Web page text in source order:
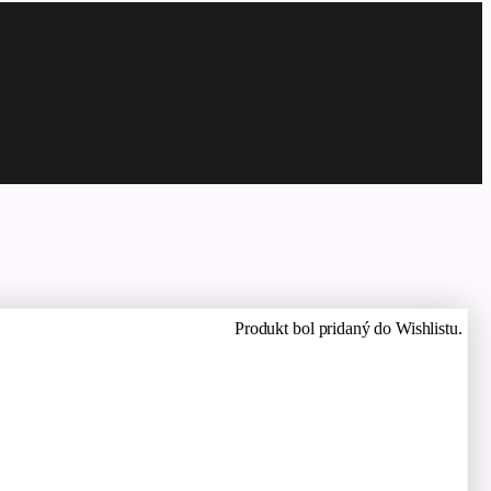
Produkt bol pridaný do Wishlistu.